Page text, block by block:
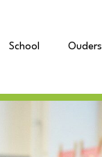
School Ouders